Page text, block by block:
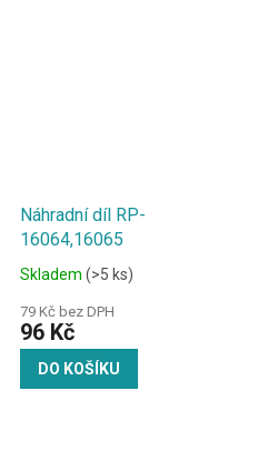
Náhradní díl RP-
16064,16065
Skladem (>5 ks)
79 Kč bez DPH
96 Kč
DO KOŠÍKU